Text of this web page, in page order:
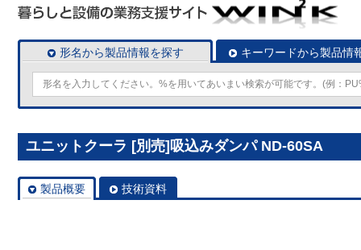
形名から製品情報を探す キーワードから製品情
ユニットクーラ [別売]吸込みダンパ ND-60SA
製品概要 技術資料